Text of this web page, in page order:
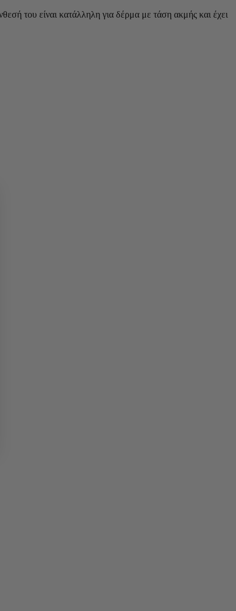
του είναι κατάλληλη για δέρμα με τάση ακμής και έχει